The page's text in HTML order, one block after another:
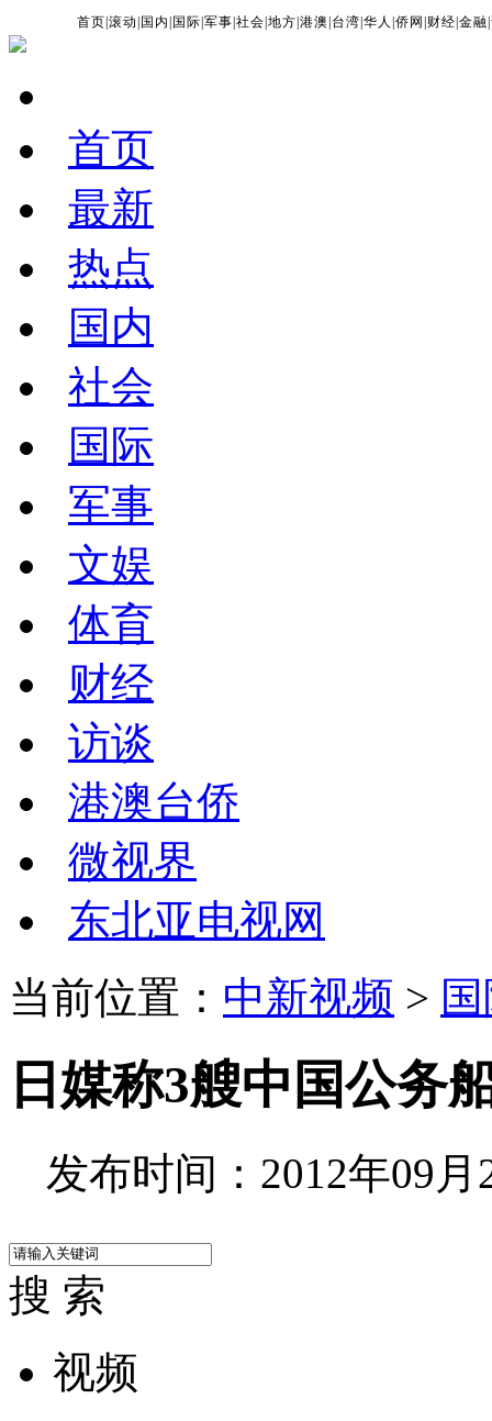
首页 |滚动 国内 国际 |军事 |社会 |地方 |港澳 台湾 |华人 |侨网 财经 |金融 |
首页
最新
热点
国内
社会
国际
军事
文娱
体育
财经
访谈
港澳台侨
微视界
东北亚电视网
当前位置： 中新视频 >
日媒称3艘中国公务
发布时间：2012年09月
搜 索
视频